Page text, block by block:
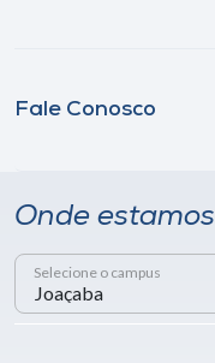
Fale Conosco
Onde estamos
Selecione o campus